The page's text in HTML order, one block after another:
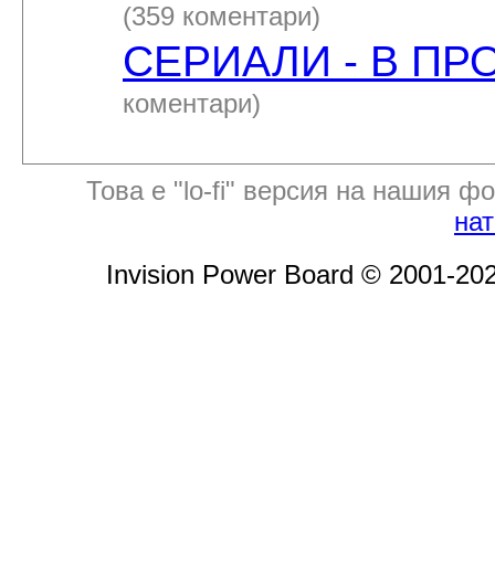
(359 коментари)
СЕРИАЛИ - В
коментари)
Това е "lo-fi" версия на нашия
Invision Power Board © 2001-